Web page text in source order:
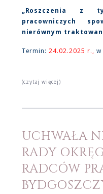
„Roszczenia z
pracowniczych
nierównym
Termin:24.02.2025 r., w
(czytaj więcej)
UCHWAŁA
RADY
RADCÓW